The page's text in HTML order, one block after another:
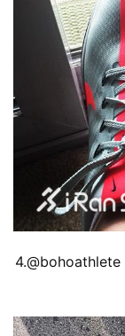
4.@bohoathlete